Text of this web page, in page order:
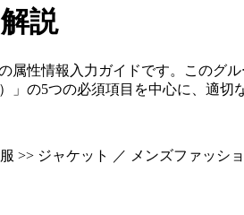
説
属性情報入力ガイドです。このグ
」の5つの必須項目を中心に、適
>> ジャケット ／ メンズファッシ